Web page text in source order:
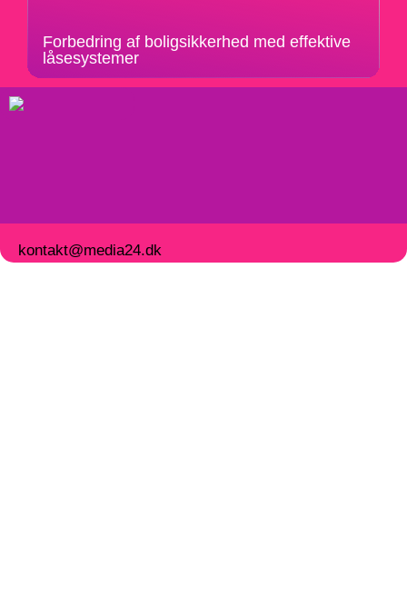
Forbedring af boligsikkerhed med effektive
låsesystemer
kontakt@media24.dk